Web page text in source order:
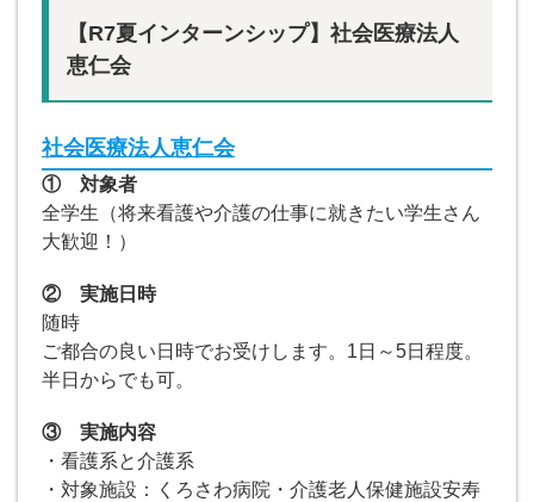
【R7夏インターンシップ】社会医療法人
恵仁会
社会医療法人恵仁会
① 対象者
全学生（将来看護や介護の仕事に就きたい学生さん
大歓迎！）
② 実施日時
随時
ご都合の良い日時でお受けします。1日～5日程度。
半日からでも可。
③ 実施内容
・看護系と介護系
・対象施設：くろさわ病院・介護老人保健施設安寿